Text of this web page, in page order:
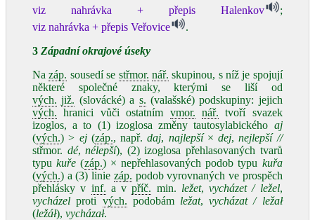
viz nahrávka + přepis Halenkov
;
viz nahrávka + přepis Veřovice
.
3 Západní okrajové úseky
Nazáp. sousedí se střmor. nář. skupinou, s níž je spojují
některé společné znaky, kterými se liší od
vých. již. (slovácké) a s. (valašské) podskupiny: jejich
vých. hranici vůči ostatním vmor. nář. tvoří svazek
izoglos, a to (1) izoglosa změny tautosylabického aj
(vých.) > ej(záp., např.daj, najlepší×dej,nejlepší //
střmor. dé,nélepší), (2) izoglosa přehlasovaných tvarů
typukuře (záp.) × nepřehlasovaných podob typu kuřa
(vých.) a (3) linie záp. podob vyrovnaných ve prospěch
přehlásky v inf. a vpříč. min. ležet,vycházet / ležel,
vycházel proti vých. podobám ležat,vycházat / ležał
(ležáł), vycházał.